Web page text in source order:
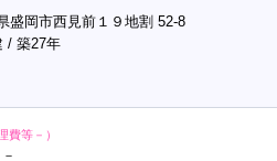
盛岡市西見前１９地割 52-8
/ 築27年
費等－）